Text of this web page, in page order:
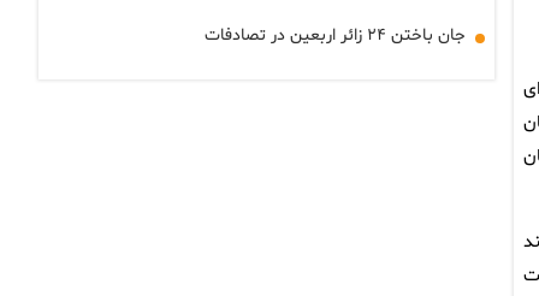
جان باختن ۲۴ زائر اربعین در تصادفات